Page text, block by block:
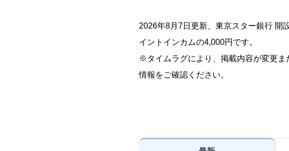
2026年8月7日更新、東京スター銀行 開
イントインカムの4,000円です。
※タイムラグにより、掲載内容が変更
情報をご確認ください。